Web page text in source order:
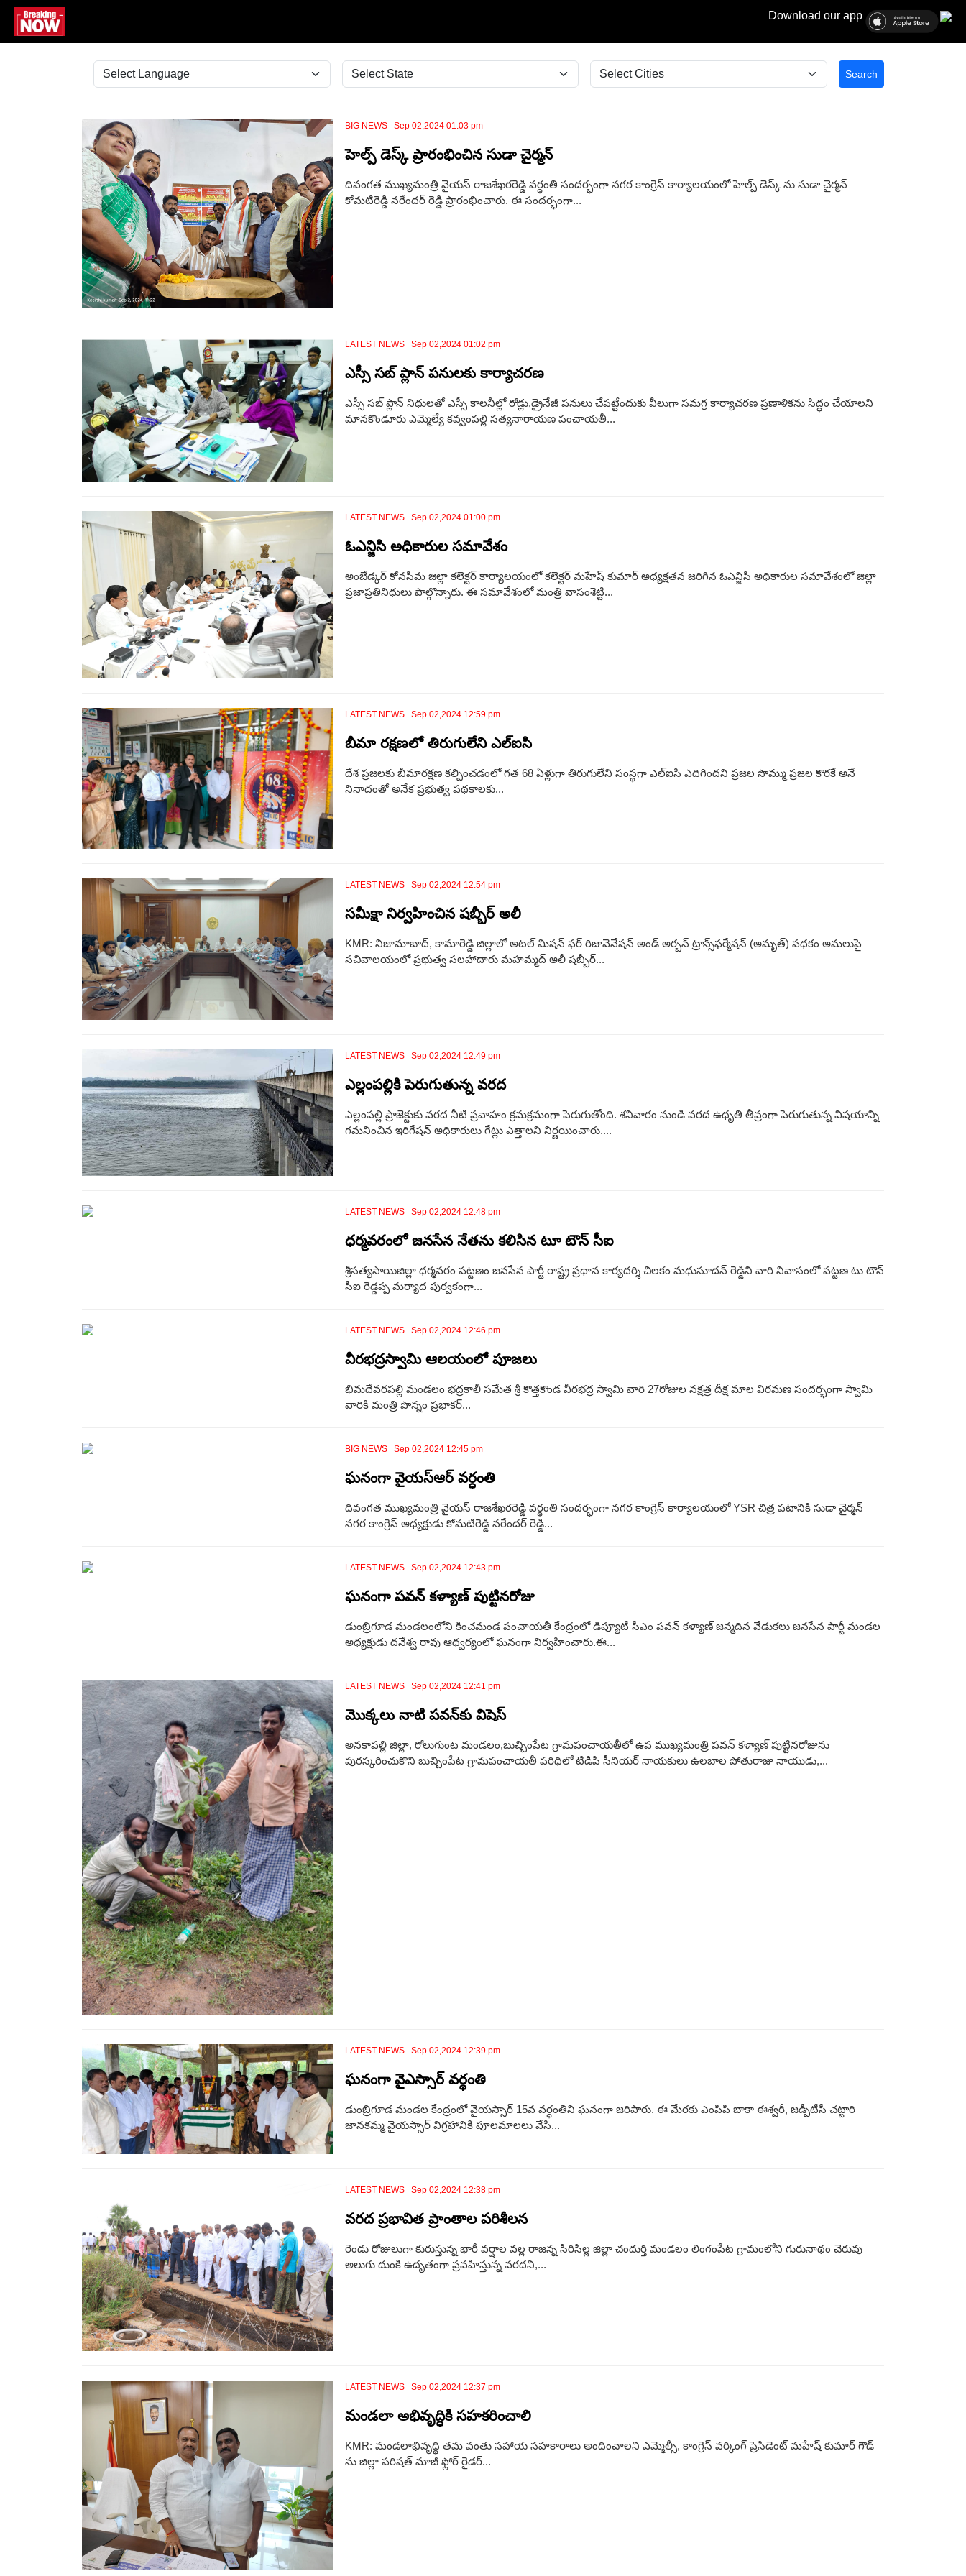
Download our app
Search
BIG NEWS Sep 02,2024 01:03 pm
హెల్ప్ డెస్క్ ప్రారంభించిన సుడా చైర్మన్
దివంగ‌త‌ ముఖ్యమంత్రి వైయ‌స్ రాజ‌శేఖ‌ర‌రెడ్డి వర్ధంతి సందర్భంగా నగర కాంగ్రెస్ కార్యాలయంలో హెల్ప్ డెస్క్ ను సుడా చైర్మన్
కోమటిరెడ్డి నరేందర్ రెడ్డి ప్రారంభించారు. ఈ సందర్భంగా...
LATEST NEWS Sep 02,2024 01:02 pm
ఎస్సీ సబ్ ప్లాన్ పనులకు కార్యాచరణ
ఎస్సీ సబ్ ప్లాన్ నిధులతో ఎస్సీ కాలనీల్లో రోడ్లు,డ్రైనేజీ పనులు చేపట్టేందుకు వీలుగా సమగ్ర కార్యాచరణ ప్రణాళికను సిద్ధం చేయాలని
మానకొండూరు ఎమ్మెల్యే కవ్వంపల్లి సత్యనారాయణ పంచాయతీ...
LATEST NEWS Sep 02,2024 01:00 pm
ఓఎన్జిసి అధికారుల సమావేశం
అంబేడ్కర్ కోనసీమ జిల్లా కలెక్టర్ కార్యాలయంలో కలెక్టర్ మహేష్ కుమార్ అధ్యక్షతన జరిగిన ఓఎన్జిసి అధికారుల సమావేశంలో జిల్లా
ప్రజాప్రతినిధులు పాల్గొన్నారు. ఈ సమావేశంలో మంత్రి వాసంశెట్టి...
LATEST NEWS Sep 02,2024 12:59 pm
బీమా రక్షణలో తిరుగులేని ఎల్ఐసి
దేశ ప్రజలకు బీమారక్షణ కల్పించడంలో గత 68 ఏళ్లుగా తిరుగులేని సంస్థగా ఎల్ఐసి ఎదిగిందని ప్రజల సొమ్ము ప్రజల కొరకే అనే
నినాదంతో అనేక ప్రభుత్వ పథకాలకు...
LATEST NEWS Sep 02,2024 12:54 pm
సమీక్షా నిర్వహించిన షబ్బీర్ అలీ
KMR: నిజామాబాద్, కామారెడ్డి జిల్లాలో అటల్ మిషన్ ఫర్ రిజువెనేషన్ అండ్ అర్బన్ ట్రాన్స్‌ఫర్మేషన్ (అమృత్) పథకం అమలుపై
సచివాలయంలో ప్రభుత్వ సలహాదారు మహమ్మద్ అలీ షబ్బీర్...
LATEST NEWS Sep 02,2024 12:49 pm
ఎల్లంపల్లికి పెరుగుతున్న వరద
ఎల్లంపల్లి ప్రాజెక్టుకు వరద నీటి ప్రవాహం క్రమక్రమంగా పెరుగుతోంది. శనివారం నుండి వరద ఉధృతి తీవ్రంగా పెరుగుతున్న విషయాన్ని
గమనించిన ఇరిగేషన్ అధికారులు గేట్లు ఎత్తాలని నిర్ణయించారు....
LATEST NEWS Sep 02,2024 12:48 pm
ధర్మవరంలో జనసేన నేతను కలిసిన టూ టౌన్ సీఐ
శ్రీసత్యసాయిజిల్లా ధర్మవరం పట్టణం జనసేన పార్టీ రాష్ట్ర ప్రధాన కార్యదర్శి చిలకం మధుసూదన్ రెడ్డిని వారి నివాసంలో పట్టణ టు టౌన్
సీఐ రెడ్డప్ప మర్యాద పుర్వకంగా...
LATEST NEWS Sep 02,2024 12:46 pm
వీరభద్రస్వామి ఆలయంలో పూజలు
భిమదేవరపల్లి మండలం భద్రకాలీ సమేత శ్రీ కొత్తకొండ వీరభద్ర స్వామి వారి 27రోజుల నక్షత్ర దీక్ష మాల విరమణ సందర్భంగా స్వామి
వారికి మంత్రి పొన్నం ప్రభాకర్...
BIG NEWS Sep 02,2024 12:45 pm
ఘనంగా వైయస్ఆర్ వర్ధంతి
దివంగత ముఖ్యమంత్రి వైయస్ రాజశేఖరరెడ్డి వర్ధంతి సందర్భంగా నగర కాంగ్రెస్ కార్యాలయంలో YSR చిత్ర పటానికి సుడా చైర్మన్
నగర కాంగ్రెస్ అధ్యక్షుడు కోమటిరెడ్డి నరేందర్ రెడ్డి...
LATEST NEWS Sep 02,2024 12:43 pm
ఘనంగా పవన్ కళ్యాణ్ పుట్టినరోజు
డుంబ్రిగూడ మండలంలోని కించమండ పంచాయతీ కేంద్రంలో డిప్యూటీ సీఎం పవన్ కళ్యాణ్ జన్మదిన వేడుకలు జనసేన పార్టీ మండల
అధ్యక్షుడు దనేశ్వ రావు ఆధ్వర్యంలో ఘనంగా నిర్వహించారు.ఈ...
LATEST NEWS Sep 02,2024 12:41 pm
మొక్క‌లు నాటి ప‌వ‌న్‌కు విషెస్‌
అనకాపల్లి జిల్లా, రోలుగుంట మండలం,బుచ్చింపేట గ్రామపంచాయతీలో ఉప ముఖ్యమంత్రి పవన్ కళ్యాణ్ పుట్టినరోజును
పురస్కరించుకొని బుచ్చింపేట గ్రామపంచాయతీ పరిధిలో టిడిపి సీనియర్ నాయకులు ఉలబాల పోతురాజు నాయుడు,...
LATEST NEWS Sep 02,2024 12:39 pm
ఘనంగా వైఎస్సార్ వర్ధంతి
డుంబ్రిగూడ మండల కేంద్రంలో వైయస్సార్ 15వ వర్ధంతిని ఘనంగా జరిపారు. ఈ మేరకు ఎంపిపి బాకా ఈశ్వరీ, జడ్పీటీసీ చట్టారి
జానకమ్మ వైయస్సార్ విగ్రహానికి పూలమాలలు వేసి...
LATEST NEWS Sep 02,2024 12:38 pm
వరద ప్రభావిత ప్రాంతాల పరిశీలన
రెండు రోజులుగా కురుస్తున్న భారీ వర్షాల వల్ల రాజన్న సిరిసిల్ల జిల్లా చందుర్తి మండలం లింగంపేట గ్రామంలోని గురునాథం చెరువు
అలుగు దుంకి ఉదృతంగా ప్రవహిస్తున్న వరదని,...
LATEST NEWS Sep 02,2024 12:37 pm
మండలా అభివృద్ధికి సహకరించాలి
KMR: మండలాభివృద్ధి తమ వంతు సహాయ సహకారాలు అందించాలని ఎమ్మెల్సీ, కాంగ్రెస్ వర్కింగ్ ప్రెసిడెంట్ మహేష్ కుమార్ గౌడ్
ను జిల్లా పరిషత్ మాజీ ఫ్లోర్ రైడర్...